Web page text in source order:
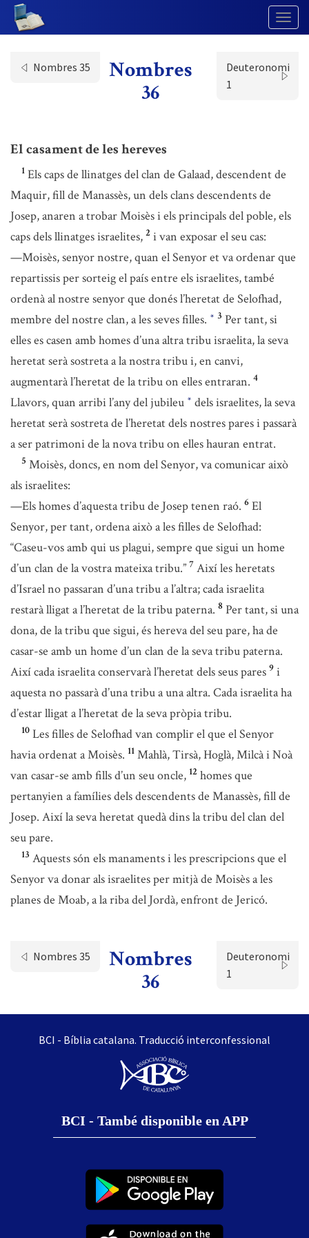
Nombres 35
Nombres
36
Deuteronomi
1
El casament de les hereves
1 Els caps de llinatges del clan de Galaad, descendent de
Maquir, fill de Manassès, un dels clans descendents de
Josep, anaren a trobar Moisès i els principals del poble, els
caps dels llinatges israelites, 2 i van exposar el seu cas:
—Moisès, senyor nostre, quan el Senyor et va ordenar que
repartissis per sorteig el país entre els israelites, també
ordenà al nostre senyor que donés l’heretat de Selofhad,
membre del nostre clan, a les seves filles. * 3 Per tant, si
elles es casen amb homes d’una altra tribu israelita, la seva
heretat serà sostreta a la nostra tribu i, en canvi,
augmentarà l’heretat de la tribu on elles entraran. 4
Llavors, quan arribi l’any del jubileu * dels israelites, la seva
heretat serà sostreta de l’heretat dels nostres pares i passarà
a ser patrimoni de la nova tribu on elles hauran entrat.
5 Moisès, doncs, en nom del Senyor, va comunicar això
als israelites:
—Els homes d’aquesta tribu de Josep tenen raó. 6 El
Senyor, per tant, ordena això a les filles de Selofhad:
“Caseu-vos amb qui us plagui, sempre que sigui un home
d’un clan de la vostra mateixa tribu.” 7 Així les heretats
d’Israel no passaran d’una tribu a l’altra; cada israelita
restarà lligat a l’heretat de la tribu paterna. 8 Per tant, si una
dona, de la tribu que sigui, és hereva del seu pare, ha de
casar-se amb un home d’un clan de la seva tribu paterna.
Així cada israelita conservarà l’heretat dels seus pares 9 i
aquesta no passarà d’una tribu a una altra. Cada israelita ha
d’estar lligat a l’heretat de la seva pròpia tribu.
10 Les filles de Selofhad van complir el que el Senyor
havia ordenat a Moisès. 11 Mahlà, Tirsà, Hoglà, Milcà i Noà
van casar-se amb fills d’un seu oncle, 12 homes que
pertanyien a famílies dels descendents de Manassès, fill de
Josep. Així la seva heretat quedà dins la tribu del clan del
seu pare.
13 Aquests són els manaments i les prescripcions que el
Senyor va donar als israelites per mitjà de Moisès a les
planes de Moab, a la riba del Jordà, enfront de Jericó.
Nombres 35
Nombres
36
Deuteronomi
1
BCI - Bíblia catalana. Traducció interconfessional
BCI - També disponible en APP